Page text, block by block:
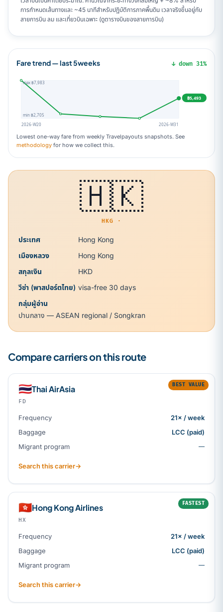
การกำหนดเส้นทางและ ~45 นาทีสำหรับปฏิบัติการภาคพื้นดิน เวลาจริงขึ้นอยู่กับ
สายการบิน ลม และเที่ยวบินเฉพาะ (ดูตารางบินของสายการบิน)
Fare trend — last 5weeks ↓ down 31%
฿5,493
max ฿7,983
min ฿2,705
2026-W20
2026-W31
Lowest one-way fare from weekly Travelpayouts snapshots. See
methodology for how we collect this.
🇭🇰
HKG ·
ประเทศ
Hong Kong
เมืองหลวง
Hong Kong
สกุลเงิน
HKD
วีซ่า (พาสปอร์ตไทย) visa-free 30 days
กลุ่มผู้อ่าน
ปานกลาง — ASEAN regional / Songkran
Compare carriers on this route
BEST VALUE
🇹🇭Thai AirAsia
FD
Frequency
21× / week
Baggage
LCC (paid)
Migrant program
—
Search this carrier→
FASTEST
🇭🇰Hong Kong Airlines
HX
Frequency
21× / week
Baggage
LCC (paid)
Migrant program
—
Search this carrier→